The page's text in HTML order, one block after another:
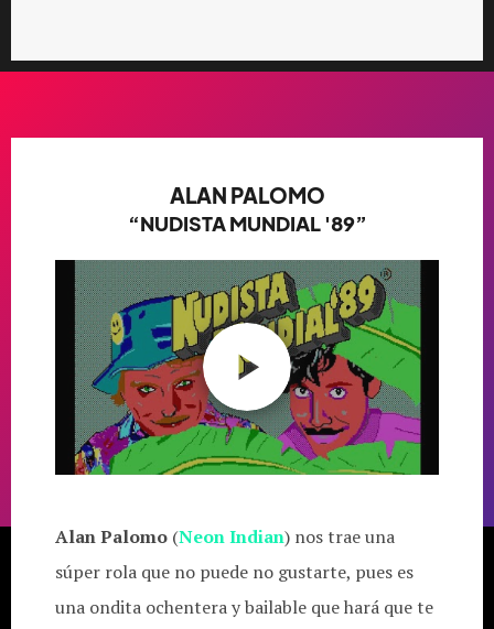
ALAN PALOMO
“NUDISTA MUNDIAL '89”
Alan Palomo (Neon Indian) nos trae una
súper rola que no puede no gustarte, pues es
una ondita ochentera y bailable que hará que te